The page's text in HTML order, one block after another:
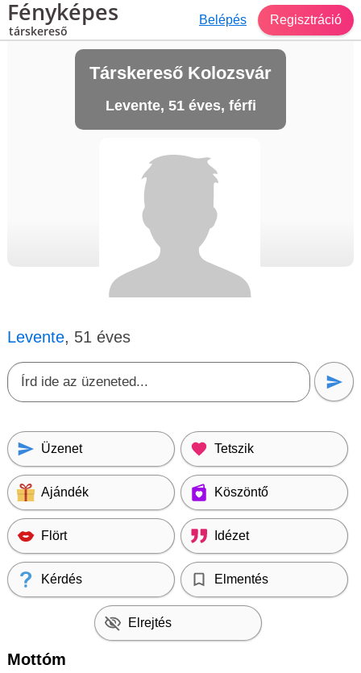
Fényképes
társkereső
Belépés Regisztráció
Társkereső Kolozsvár
Levente, 51 éves, férfi
Levente, 51 éves
Üzenet Tetszik
Ajándék Köszöntő
Flört Idézet
Kérdés Elmentés
Elrejtés
Mottóm